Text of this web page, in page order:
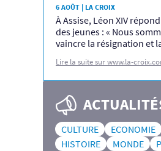
6 AOÛT | LA CROIX
À Assise, Léon XIV
des jeunes : « Nous
vaincre la résignation et
Lire la suite sur www.la-
CULTURE ECONOMIE
HISTOIRE
MONDE